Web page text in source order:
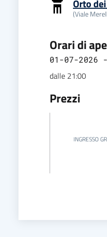
Orto
(Viale
Orari di
01-07-2026
dalle 21:00
Prezzi
INGRESSO